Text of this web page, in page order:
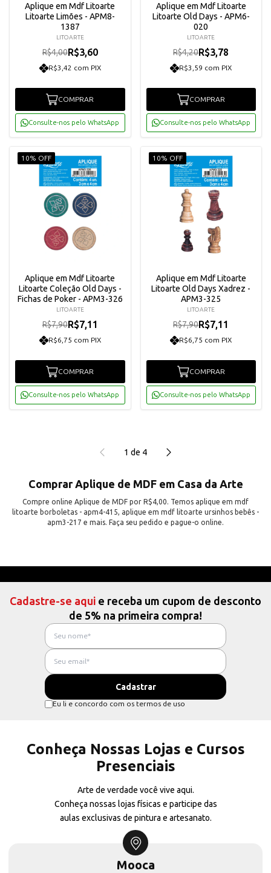
Aplique em Mdf Litoarte
Litoarte Limões - APM8-
1387
LITOARTE
R$4,00R$3,60
R$3,42 com PIX
COMPRAR
Consulte-nos pelo WhatsApp
Aplique em Mdf Litoarte
Litoarte Old Days - APM6-
020
LITOARTE
R$4,20R$3,78
R$3,59 com PIX
COMPRAR
Consulte-nos pelo WhatsApp
10% OFF
Aplique em Mdf Litoarte
Litoarte Coleção Old Days -
Fichas de Poker - APM3-326
LITOARTE
R$7,90R$7,11
R$6,75 com PIX
COMPRAR
Consulte-nos pelo WhatsApp
10% OFF
Aplique em Mdf Litoarte
Litoarte Old Days Xadrez -
APM3-325
LITOARTE
R$7,90R$7,11
R$6,75 com PIX
COMPRAR
Consulte-nos pelo WhatsApp
1 de 4
Comprar Aplique de MDF em Casa da Arte
Compre online Aplique de MDF por R$4,00. Temos aplique em mdf
litoarte borboletas - apm4-415, aplique em mdf litoarte ursinhos bebês -
apm3-217 e mais. Faça seu pedido e pague-o online.
Cadastre-se aqui e receba um cupom de desconto
de 5% na primeira compra!
Eu li e concordo com os termos de uso
Conheça Nossas Lojas e Cursos
Presenciais
Arte de verdade você vive aqui.
Conheça nossas lojas físicas e participe das
aulas exclusivas de pintura e artesanato.
Mooca